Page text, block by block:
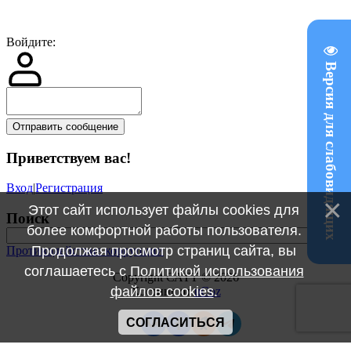
Версия для слабовидящих
Войдите:
Отправить сообщение
Приветствуем вас!
Вход|Регистрация
Поиск
Противодействие коррупции
Copyright САТТ © 2026
Хостинг отuCoz
Этот сайт использует файлы cookies для
более комфортной работы пользователя.
Продолжая просмотр страниц сайта, вы
соглашаетесь сПолитикой использования
файлов cookies.
СОГЛАСИТЬСЯ